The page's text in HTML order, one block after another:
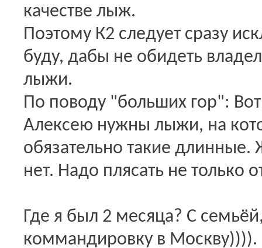
качестве лыж.
Поэтому К2 следует сразу
буду, дабы не обидеть
лыжи.
По поводу "больших гор":
Алексею нужны лыжи, на
обязательно такие
нет. Надо плясать не только
Где я был 2 месяца? С
коммандировку в Москву)))).